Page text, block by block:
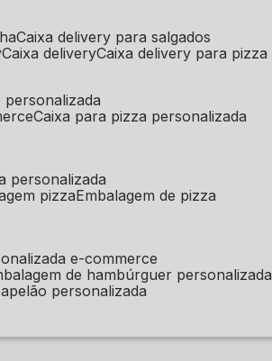
caixa delivery para salgados
caixa delivery caixa delivery para pizza
personalizada
caixa para pizza personalizada
personalizada
pizza embalagem de pizza
e-commerce
de hambúrguer personalizada
personalizada